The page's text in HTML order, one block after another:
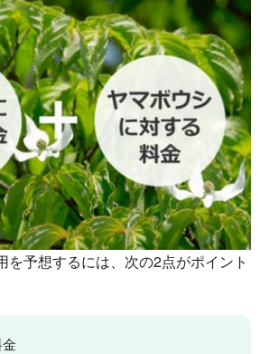
を予想するには、次の2点がポイント